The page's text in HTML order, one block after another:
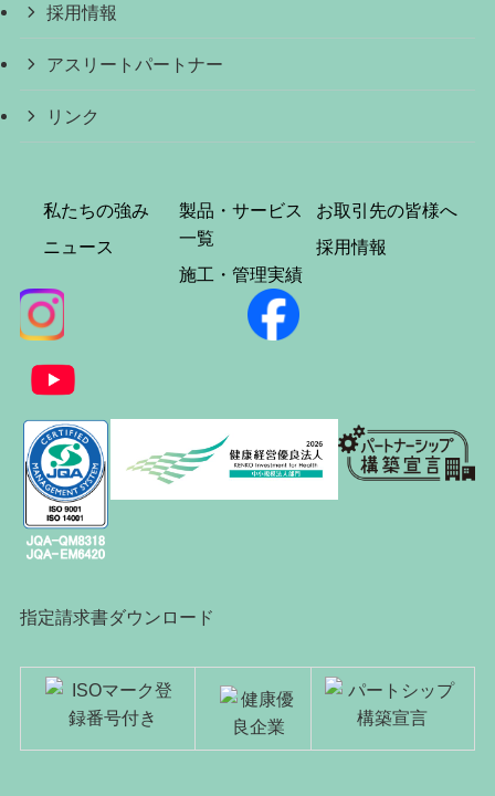
採用情報
アスリートパートナー
リンク
私たちの強み
ニュース
製品・サービス
一覧
施工・管理実績
お取引先の皆様へ
採用情報
指定請求書ダウンロード